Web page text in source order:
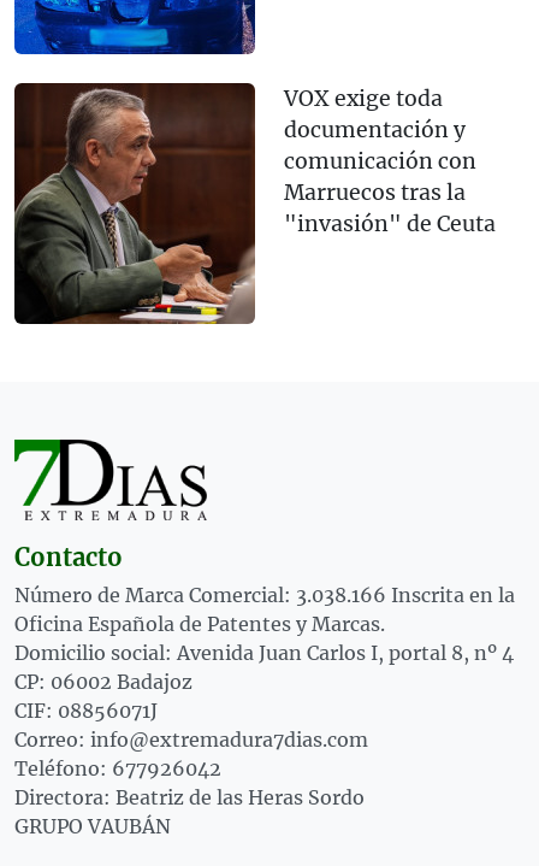
VOX exige toda
documentación y
comunicación con
Marruecos tras la
"invasión" de Ceuta
Contacto
Número de Marca Comercial: 3.038.166 Inscrita en la
Oficina Española de Patentes y Marcas.
Domicilio social: Avenida Juan Carlos I, portal 8, nº 4
CP: 06002 Badajoz
CIF: 08856071J
Correo: info@extremadura7dias.com
Teléfono: 677926042
Directora: Beatriz de las Heras Sordo
GRUPO VAUBÁN